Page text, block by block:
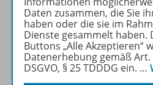
Informationen
Daten zusammen, die Sie
haben oder die sie im
Dienste gesammelt haben.
Buttons „Alle Akzeptieren“
Datenerhebung gemäß Art.
DSGVO, § 25 TDDDG ein. …